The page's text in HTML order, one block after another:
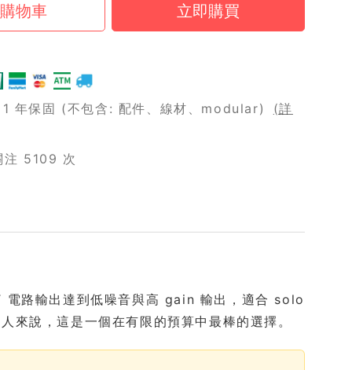
年保固 (不包含: 配件、線材、modular) (詳
5109 次
電路輸出達到低噪音與高 gain 輸出，適合 solo
來說，這是一個在有限的預算中最棒的選擇。